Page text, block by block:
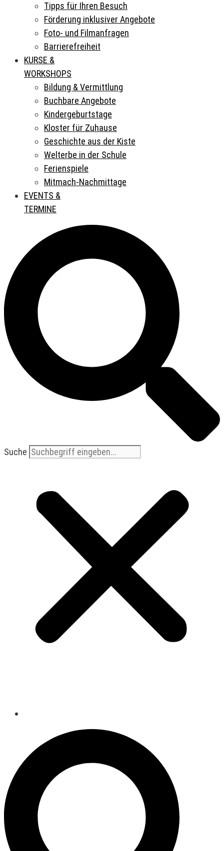
Tipps für Ihren Besuch
Förderung inklusiver Angebote
Foto- und Filmanfragen
Barrierefreiheit
KURSE &
WORKSHOPS
Bildung & Vermittlung
Buchbare Angebote
Kindergeburtstage
Kloster für Zuhause
Geschichte aus der Kiste
Welterbe in der Schule
Ferienspiele
Mitmach-Nachmittage
EVENTS &
TERMINE
Suche